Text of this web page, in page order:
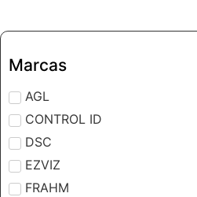
Marcas
AGL
CONTROL ID
DSC
EZVIZ
FRAHM